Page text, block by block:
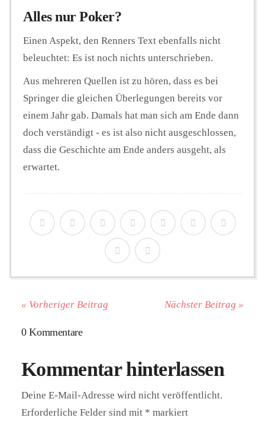
Alles nur Poker?
Einen Aspekt, den Renners Text ebenfalls nicht
beleuchtet: Es ist noch nichts unterschrieben.
Aus mehreren Quellen ist zu hören, dass es bei
Springer die gleichen Überlegungen bereits vor
einem Jahr gab. Damals hat man sich am Ende dann
doch verständigt - es ist also nicht ausgeschlossen,
dass die Geschichte am Ende anders ausgeht, als
erwartet.
« Vorheriger Beitrag Nächster Beitrag »
0 Kommentare
Kommentar hinterlassen
Deine E-Mail-Adresse wird nicht veröffentlicht.
Erforderliche Felder sind mit * markiert